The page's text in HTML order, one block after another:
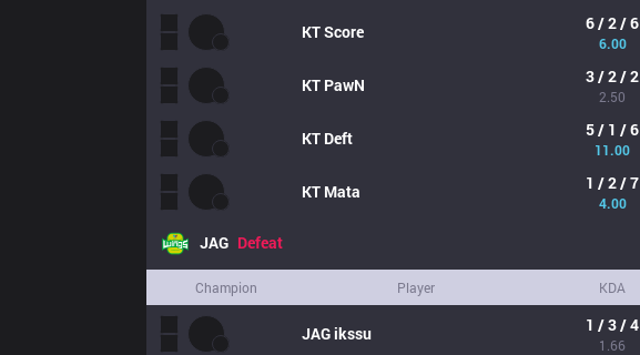
KTScore 6 / 2 / 6
6.00
KT PawN 3 / 2 / 2
2.50
KT Deft 5 / 1 / 6
11.00
KT Mata 1 / 2 / 7
4.00
JAG Defeat
Champion Player KDA
JAGikssu 1 / 3 / 4
1.66